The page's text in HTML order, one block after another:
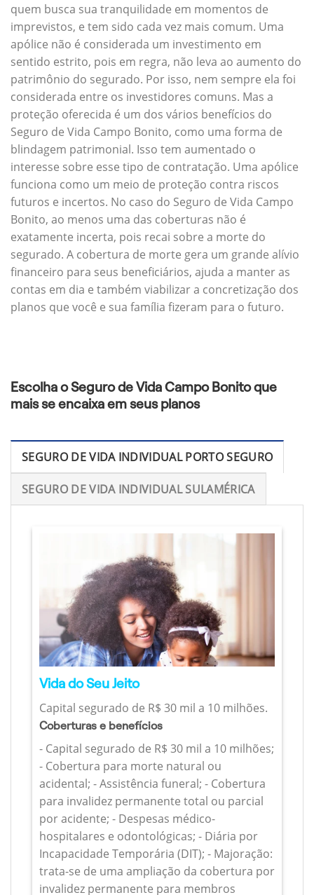
quem busca sua tranquilidade em momentos de
imprevistos, e tem sido cada vez mais comum. Uma
apólice não é considerada um investimento em
sentido estrito, pois em regra, não leva ao aumento do
patrimônio do segurado. Por isso, nem sempre ela foi
considerada entre os investidores comuns. Mas a
proteção oferecida é um dos vários benefícios do
Seguro de Vida Campo Bonito, como uma forma de
blindagem patrimonial. Isso tem aumentado o
interesse sobre esse tipo de contratação. Uma apólice
funciona como um meio de proteção contra riscos
futuros e incertos. No caso do Seguro de Vida Campo
Bonito, ao menos uma das coberturas não é
exatamente incerta, pois recai sobre a morte do
segurado. A cobertura de morte gera um grande alívio
financeiro para seus beneficiários, ajuda a manter as
contas em dia e também viabilizar a concretização dos
planos que você e sua família fizeram para o futuro.
Escolha o Seguro de Vida Campo Bonito que
mais se encaixa em seus planos
SEGURO DE VIDA INDIVIDUAL PORTO SEGURO
SEGURO DE VIDA INDIVIDUAL SULAMÉRICA
Vida do Seu Jeito
Capital segurado de R$ 30 mil a 10 milhões.
Coberturas e benefícios
- Capital segurado de R$ 30 mil a 10 milhões;
- Cobertura para morte natural ou
acidental; - Assistência funeral; - Cobertura
para invalidez permanente total ou parcial
por acidente; - Despesas médico-
hospitalares e odontológicas; - Diária por
Incapacidade Temporária (DIT); - Majoração:
trata-se de uma ampliação da cobertura por
invalidez permanente para membros